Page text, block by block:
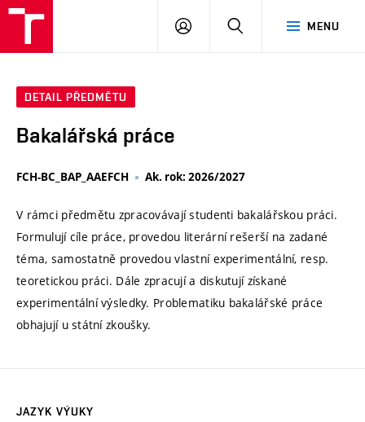
MENU
PŘIHLÁSIT
DETAIL PŘEDMĚTU
Bakalářská práce
FCH-BC_BAP_AAEFCH Ak. rok: 2026/2027
V rámci předmětu zpracovávají studenti bakalářskou práci.
Formulují cíle práce, provedou literární rešerší na zadané
téma, samostatně provedou vlastní experimentální, resp.
teoretickou práci. Dále zpracují a diskutují získané
experimentální výsledky. Problematiku bakalářské práce
obhajují u státní zkoušky.
JAZYK VÝUKY